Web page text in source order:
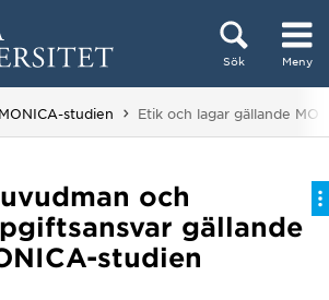
Sök Meny
MONICA-studien Du är här:
Etik och lagar gällande
och
gällande
studien